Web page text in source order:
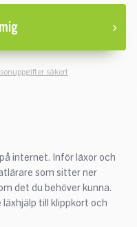
säkert
internet. Inför läxor och
som sitter ner
det du behöver kunna.
till klippkort och